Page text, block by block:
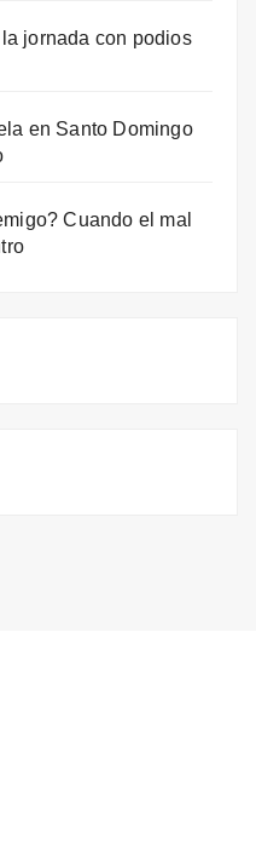
jornada con podios
en Santo Domingo
Cuando el mal